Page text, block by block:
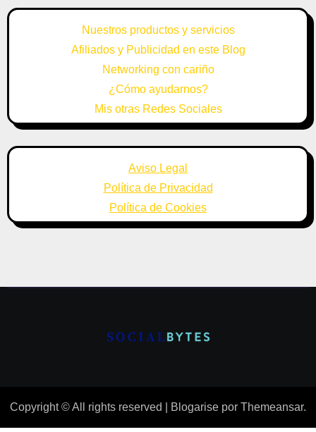
Nuestros productos y servicios
Afiliados y Publicidad en este Blog
Networking con cariño
¿Cómo ayudarnos?
Mis otras Redes Sociales
Aviso Legal
Política de Privacidad
Política de Cookies
Copyright © All rights reserved Blogarise por Themeansar.